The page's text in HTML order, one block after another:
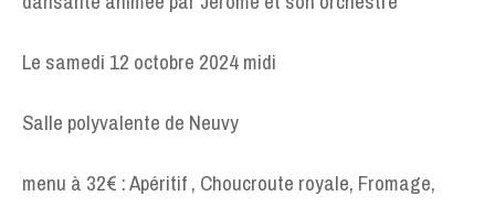
Le samedi 12 octobre 2024 midi
Salle polyvalente de Neuvy
menu à 32€ : Apéritif , Choucroute royale, Fromage,